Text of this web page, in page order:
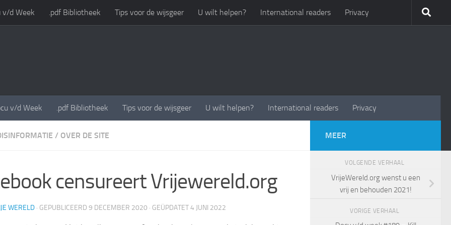
v/d Week .pdf Bibliotheek Tips voor de wijsgeer U wilt helpen? International readers Privacy
v/d Week .pdf Bibliotheek Tips voor de wijsgeer U wilt helpen? International readers Privacy
/ OVER DE SITE
censureert Vrijewereld.org
WERELD · GEPUBLICEERD 9 DECEMBER 2020 · GEÜPDATET4 JUNI 2022
MEER
VOLGENDE VERHAAL
VrijeWereld.org wenst u een
vrij en behouden 2021!
VORIGE VERHAAL